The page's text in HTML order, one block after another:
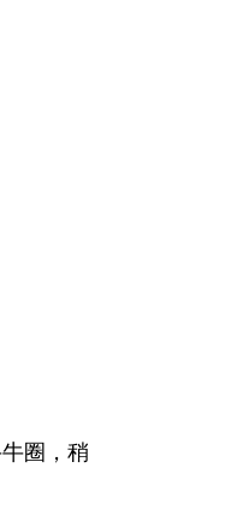
圈，稍